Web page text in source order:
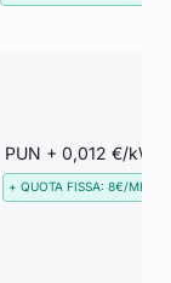
PUN + 0,012 €/kWh
+ QUOTA FISSA: 8€/MESE